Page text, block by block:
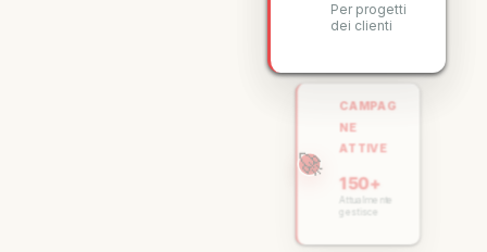
Per progetti
dei clienti
🚀
CAMPAG
NE
ATTIVE
150+
Attualmente
gestisce